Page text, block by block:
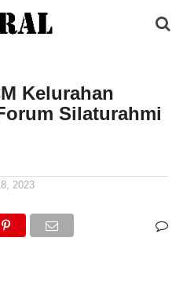
Kelurahan
Silaturahmi
2023